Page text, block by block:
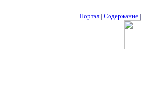
Портал| Содержание|